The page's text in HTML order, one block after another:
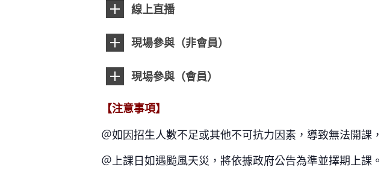
線上直播
現場參與（非會員）
現場參與（會員）
【注意事項】
＠如因招生人數不足或其他不可抗力因素，導致無法開課
＠上課日如遇颱風天災，將依據政府公告為準並擇期上課。